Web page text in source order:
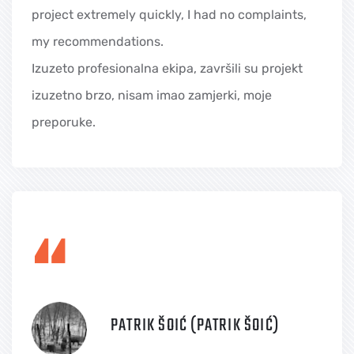
project extremely quickly, I had no complaints,
my recommendations.
Izuzeto profesionalna ekipa, završili su projekt
izuzetno brzo, nisam imao zamjerki, moje
preporuke.
“ PATRIK ŠOIĆ (PATRIK ŠOIĆ)